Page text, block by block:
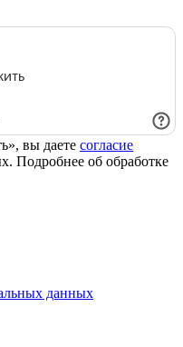
вы даете согласие
Подробнее об обработке
данных